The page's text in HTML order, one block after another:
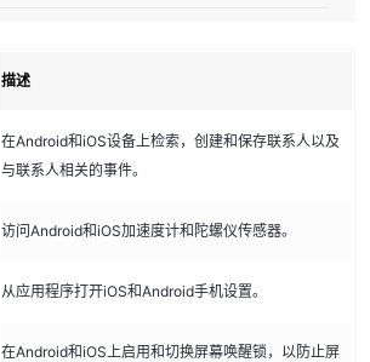
描述
在Android和iOS设备上检索，创建和保存联系人以及
与联系人相关的事件。
访问Android和iOS加速度计和陀螺仪传感器。
从应用程序打开iOS和Android手机设置。
在Android和iOS上启用和切换屏幕唤醒锁，以防止屏